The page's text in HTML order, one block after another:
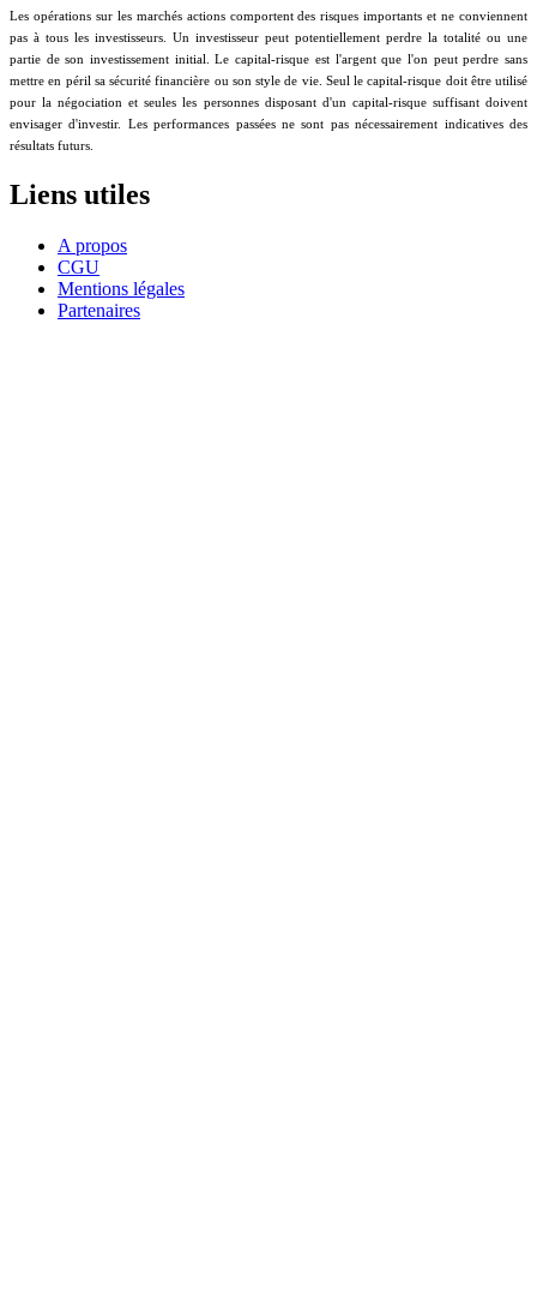
Les opérations sur les marchés actions comportent des risques importants et ne conviennent
pas à tous les investisseurs. Un investisseur peut potentiellement perdre la totalité ou une
partie de son investissement initial. Le capital-risque est l'argent que l'on peut perdre sans
mettre en péril sa sécurité financière ou son style de vie. Seul le capital-risque doit être utilisé
pour la négociation et seules les personnes disposant d'un capital-risque suffisant doivent
envisager d'investir. Les performances passées ne sont pas nécessairement indicatives des
résultats futurs.
Liens utiles
A propos
CGU
Mentions légales
Partenaires